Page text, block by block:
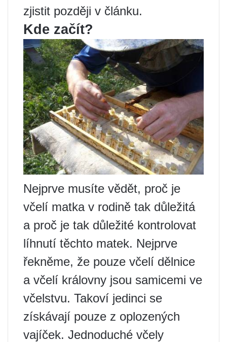
zjistit později v článku.
Kde začít?
Nejprve musíte vědět, proč je
včelí matka v rodině tak důležitá
a proč je tak důležité kontrolovat
líhnutí těchto matek. Nejprve
řekněme, že pouze včelí dělnice
a včelí královny jsou samicemi ve
včelstvu. Takoví jedinci se
získávají pouze z oplozených
vajíček. Jednoduché včely